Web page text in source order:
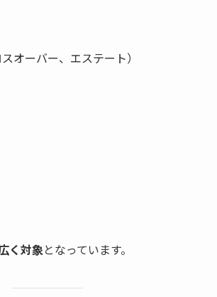
オーバー、エステート）
く対象となっています。